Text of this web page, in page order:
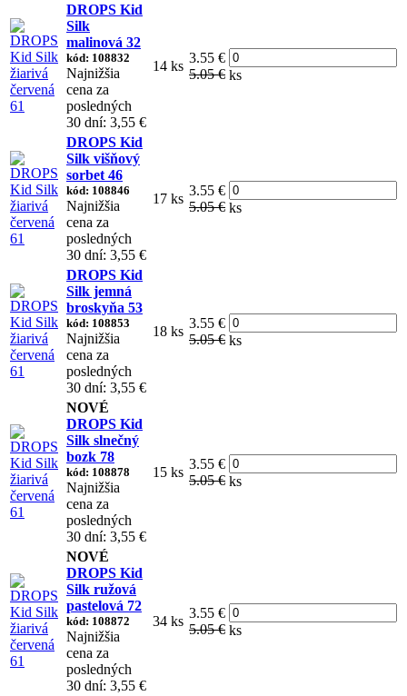
DROPS Kid
Silk
malinová 32
kód: 108832
Najnižšia
cena za
posledných
30 dní: 3,55 €
14 ks
3.55 €
5.05 € ks
DROPS Kid
Silk višňový
sorbet 46
kód: 108846
Najnižšia
cena za
posledných
30 dní: 3,55 €
17 ks
3.55 €
5.05 € ks
DROPS Kid
Silk jemná
broskyňa 53
kód: 108853
Najnižšia
cena za
posledných
30 dní: 3,55 €
18 ks
3.55 €
5.05 € ks
NOVÉ
DROPS Kid
Silk slnečný
bozk 78
kód: 108878
Najnižšia
cena za
posledných
30 dní: 3,55 €
15 ks
3.55 €
5.05 € ks
NOVÉ
DROPS Kid
Silk ružová
pastelová 72
kód: 108872
Najnižšia
cena za
posledných
30 dní: 3,55 €
34 ks
3.55 €
5.05 € ks